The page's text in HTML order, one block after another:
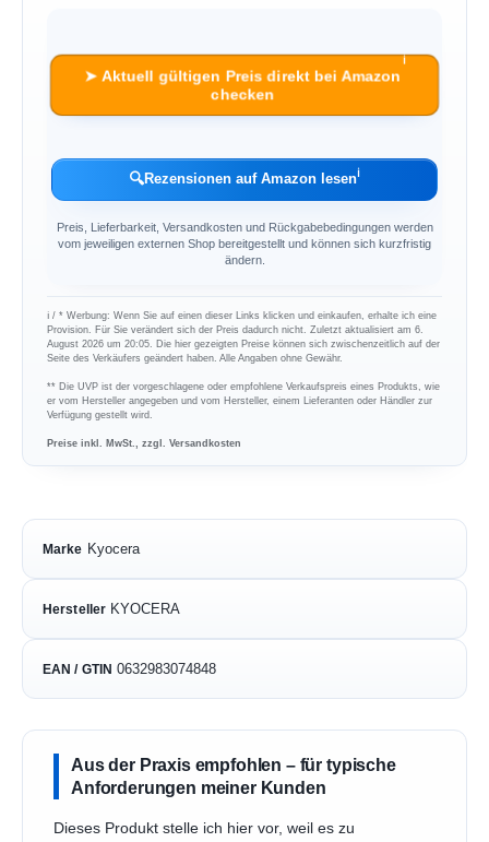
➤ Aktuell gültigen Preis direkt bei Amazon
checken
ℹ︎
🔍Rezensionen auf Amazon lesenℹ︎
Preis, Lieferbarkeit, Versandkosten und Rückgabebedingungen werden
vom jeweiligen externen Shop bereitgestellt und können sich kurzfristig
ändern.
ℹ︎ / * Werbung: Wenn Sie auf einen dieser Links klicken und einkaufen, erhalte ich eine
Provision. Für Sie verändert sich der Preis dadurch nicht. Zuletzt aktualisiert am 6.
August 2026 um 20:05. Die hier gezeigten Preise können sich zwischenzeitlich auf der
Seite des Verkäufers geändert haben. Alle Angaben ohne Gewähr.
** Die UVP ist der vorgeschlagene oder empfohlene Verkaufspreis eines Produkts, wie
er vom Hersteller angegeben und vom Hersteller, einem Lieferanten oder Händler zur
Verfügung gestellt wird.
Preise inkl. MwSt., zzgl. Versandkosten
Marke Kyocera
Hersteller KYOCERA
EAN / GTIN 0632983074848
Aus der Praxis empfohlen – für typische
Anforderungen meiner Kunden
Dieses Produkt stelle ich hier vor, weil es zu